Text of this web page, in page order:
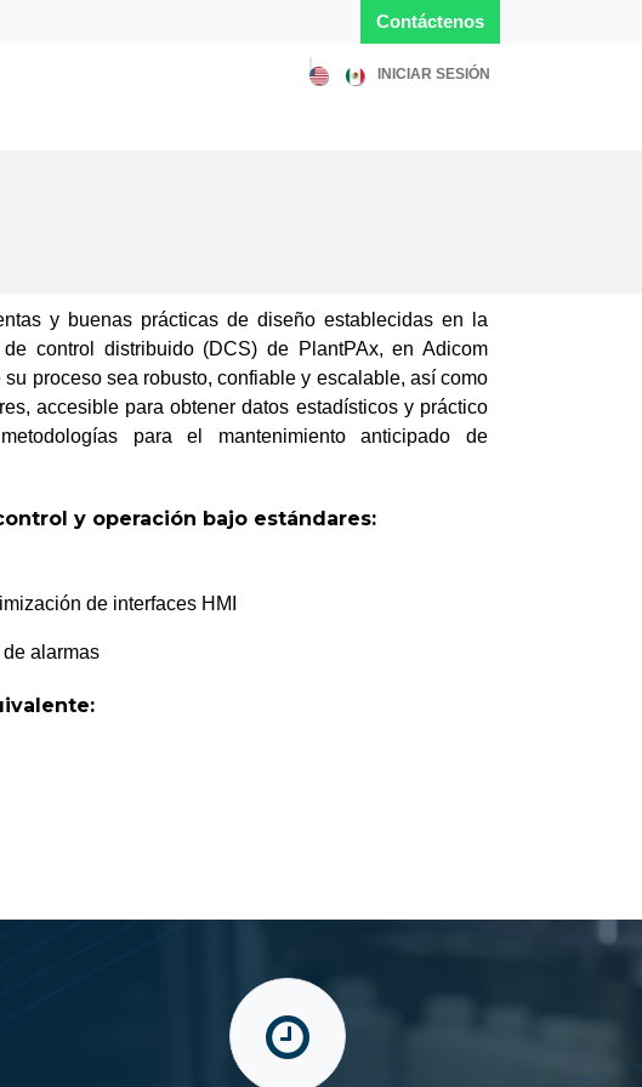
Contácten​​​​​​os
INICIAR SESIÓN
y buenas prácticas de diseño establecidas en la
control distribuido (DCS) de PlantPAx, en Adicom
proceso sea robusto, confiable y escalable, así como
accesible para obtener datos estadísticos y práctico
para el mantenimiento anticipado de
y operación bajo estándares:
de interfaces HMI
alarmas